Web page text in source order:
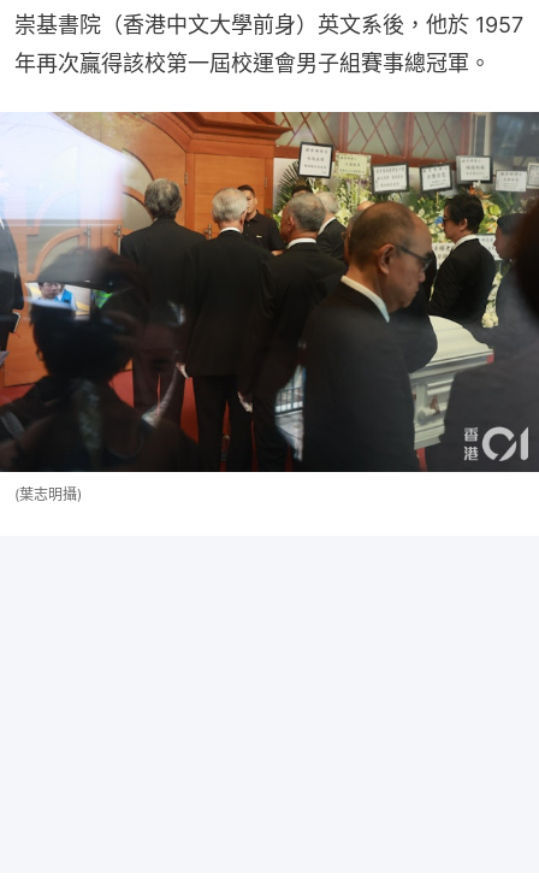
崇基書院（香港中文大學前身）英文系後，他於 1957
年再次贏得該校第一屆校運會男子組賽事總冠軍。
(葉志明攝)